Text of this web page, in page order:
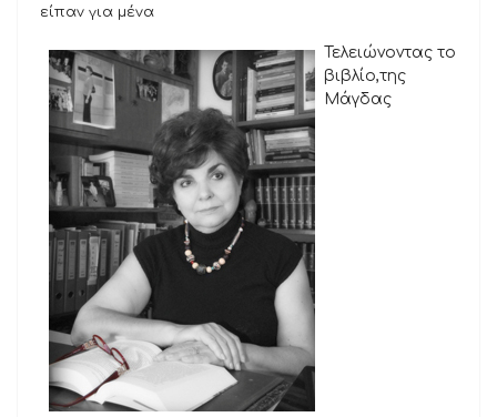
είπαν για μένα
Τελειώνοντας το
βιβλίο,της
Μάγδας